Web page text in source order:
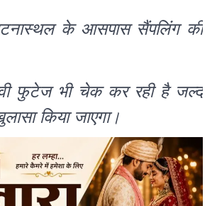
के आसपास सैंपलिंग की
फुटेज भी चेक कर रही है जल्द
किया जाएगा।